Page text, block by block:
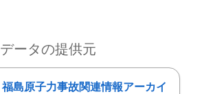
データの提供元
福島原子力事故関連情報アーカイ